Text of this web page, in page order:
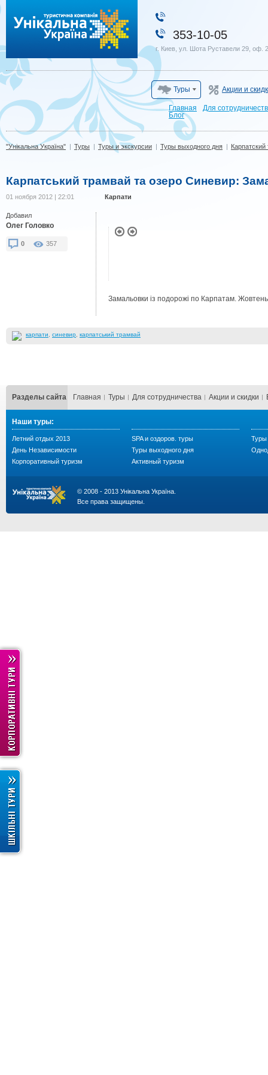
353-10-05
г. Киев, ул. Шота Руставели 29, оф. 2
Туры Акции и
Главная
Для
Блог
"Унікальна Україна" | Туры | Туры и экскурсии | Туры выходного дня |
Карпатський трамвай та озеро Синевир:
01 ноября 2012 | 22:01 Карпати
Добавил
Олег Головко
0 357
Замальовки із подорожі по Карпатам.
карпати синевир карпатський трамвай
Разделы сайта Главная Туры Для сотрудничества Акции и скидки
Наши туры:
Летний отдых 2013
День Независимости
Корпоративный туризм
SPA и оздоров. туры
Туры выходного дня
Активный туризм
Туры
© 2008 - 2013 Унікальна Україна.
Все права защищены.